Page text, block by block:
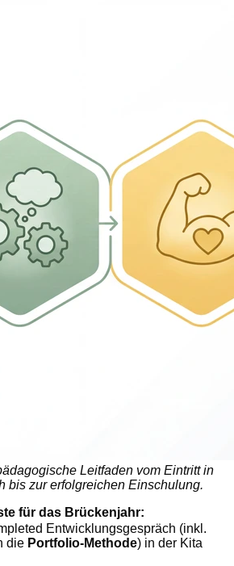
Leitfaden vom Eintritt in
bis zur erfolgreichen Einschulung.
für das Brückenjahr:
Entwicklungsgespräch (inkl.
die Portfolio-Methode) in der Kita